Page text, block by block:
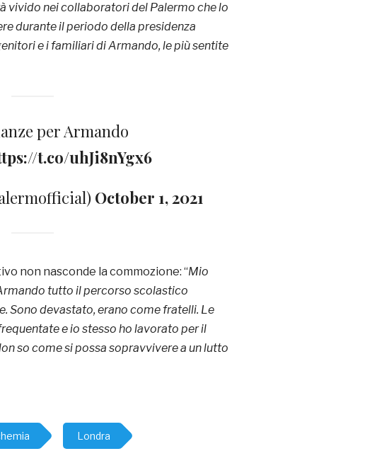
vivido nei collaboratori del Palermo che lo
durante il periodo della presidenza
e i familiari di Armando, le più sentite
per Armando
t.co/uhJi8nYgx6
October 1, 2021
non nasconde la commozione: “Mio
tutto il percorso scolastico
Sono devastato, erano come fratelli. Le
e io stesso ho lavorato per il
so come si possa sopravvivere a un lutto
Londra